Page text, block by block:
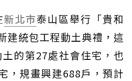
新北市泰山區舉行「貴和
建統包工程動土典禮，這
的第27處社會住宅，也
，規畫興建688戶，預計